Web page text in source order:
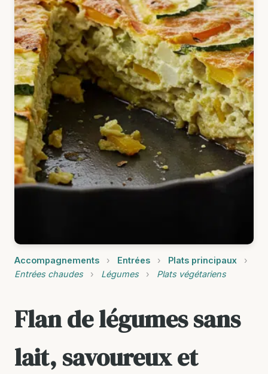
Accompagnements › Entrées › Plats principaux
›
Entrées chaudes
› Légumes › Plats végétariens
Flan de légumes sans
lait, savoureux et